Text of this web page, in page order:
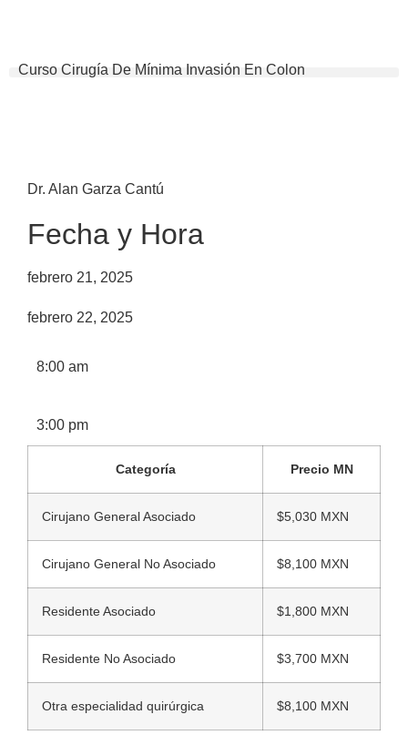
Curso Cirugía De Mínima Invasión En Colon
Dr. Alan Garza Cantú
Fecha y Hora
febrero 21, 2025
febrero 22, 2025
8:00 am
3:00 pm
Categoría Precio MN
Cirujano General Asociado $5,030 MXN
Cirujano General No Asociado $8,100 MXN
Residente Asociado $1,800 MXN
Residente No Asociado $3,700 MXN
Otra especialidad quirúrgica $8,100 MXN